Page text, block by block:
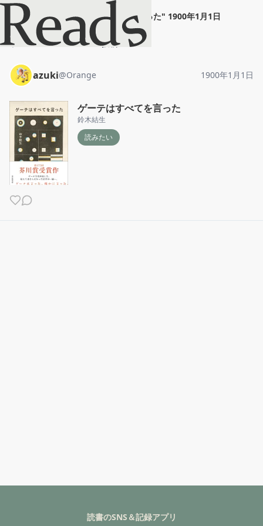
azuki "ゲーテはすべてを言った" 1900年1月1日
ホーム azuki 投稿
azuki@Orange 1900年1月1日
ゲーテはすべてを言った
鈴木結生
読みたい
読書のSNS＆記録アプリ